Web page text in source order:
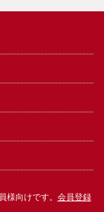
様向けです。 会員登録